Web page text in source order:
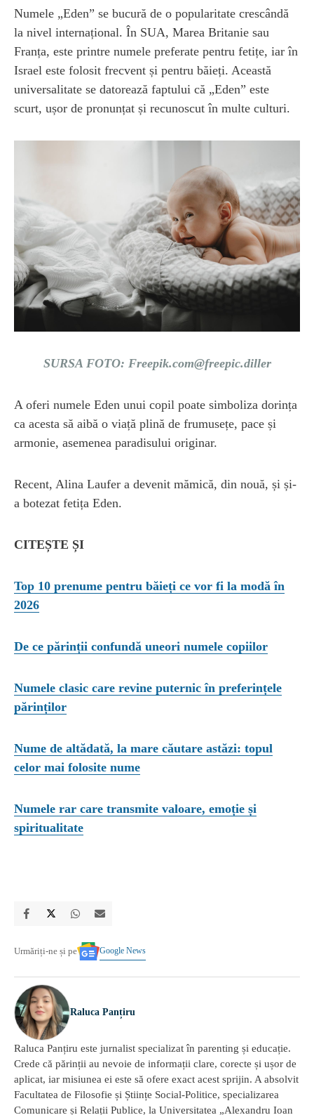
Numele „Eden” se bucură de o popularitate crescândă
la nivel internațional. În SUA, Marea Britanie sau
Franța, este printre numele preferate pentru fetițe, iar în
Israel este folosit frecvent și pentru băieți. Această
universalitate se datorează faptului că „Eden” este
scurt, ușor de pronunțat și recunoscut în multe culturi.
SURSA FOTO: Freepik.com@freepic.diller
A oferi numele Eden unui copil poate simboliza dorința
ca acesta să aibă o viață plină de frumusețe, pace și
armonie, asemenea paradisului originar.
Recent, Alina Laufer a devenit mămică, din nouă, și și-
a botezat fetița Eden.
CITEȘTE ȘI
Top 10 prenume pentru băieți ce vor fi la modă în
2026
De ce părinții confundă uneori numele copiilor
Numele clasic care revine puternic în preferințele
părinților
Nume de altădată, la mare căutare astăzi: topul
celor mai folosite nume
Numele rar care transmite valoare, emoție și
spiritualitate
Urmăriți-ne și pe Google News
Raluca Panțiru
Raluca Panțiru este jurnalist specializat în parenting și educație.
Crede că părinții au nevoie de informații clare, corecte și ușor de
aplicat, iar misiunea ei este să ofere exact acest sprijin. A absolvit
Facultatea de Filosofie și Științe Social-Politice, specializarea
Comunicare și Relații Publice, la Universitatea „Alexandru Ioan